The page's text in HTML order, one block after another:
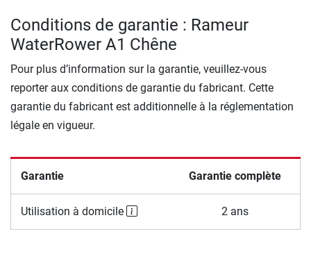
Conditions de garantie : Rameur
WaterRower A1 Chêne
Pour plus d’information sur la garantie, veuillez-vous
reporter aux conditions de garantie du fabricant. Cette
garantie du fabricant est additionnelle à la réglementation
légale en vigueur.
Garantie Garantie complète
Utilisation à domicile 2 ans